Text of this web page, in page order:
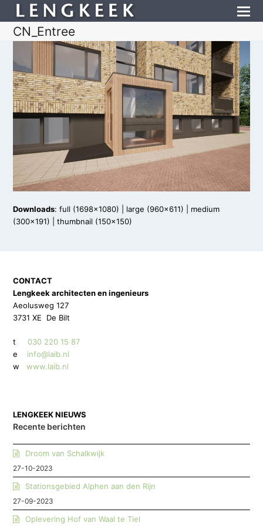
CN_Entree
Downloads:full (1698x1080) large (960x611)
medium
(300x191) |thumbnail (150x150)
CONTACT
Lengkeek architecten en ingenieurs
Aeolusweg 127
3731 XE De Bilt
t030 220 15 87
e info@laib.nl
w
www.laib.nl
LENGKEEK NIEUWS
Recente berichten
Droom van Schalkwijk
27-10-2023
Stationsgebied Alphen aan den Rijn
27-09-2023
Oplevering Hof van Waal te Tiel